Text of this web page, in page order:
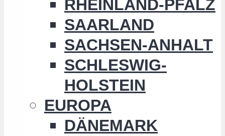
RHEINLAND-PFALZ
SAARLAND
SACHSEN-ANHALT
SCHLESWIG-
HOLSTEIN
EUROPA
DÄNEMARK